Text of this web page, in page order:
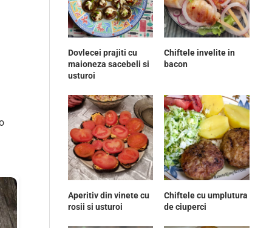
Dovlecei prajiti cu
maioneza sacebeli si
usturoi
Chiftele invelite in
bacon
Aperitiv din vinete cu
rosii si usturoi
Chiftele cu umplutura
de ciuperci